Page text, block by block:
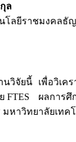
ล
โลยีราชมงคลธั
นวิจัยนี้ เพื่อวิเ
FTES ผลการศึ
หาวิทยาลัยเทค